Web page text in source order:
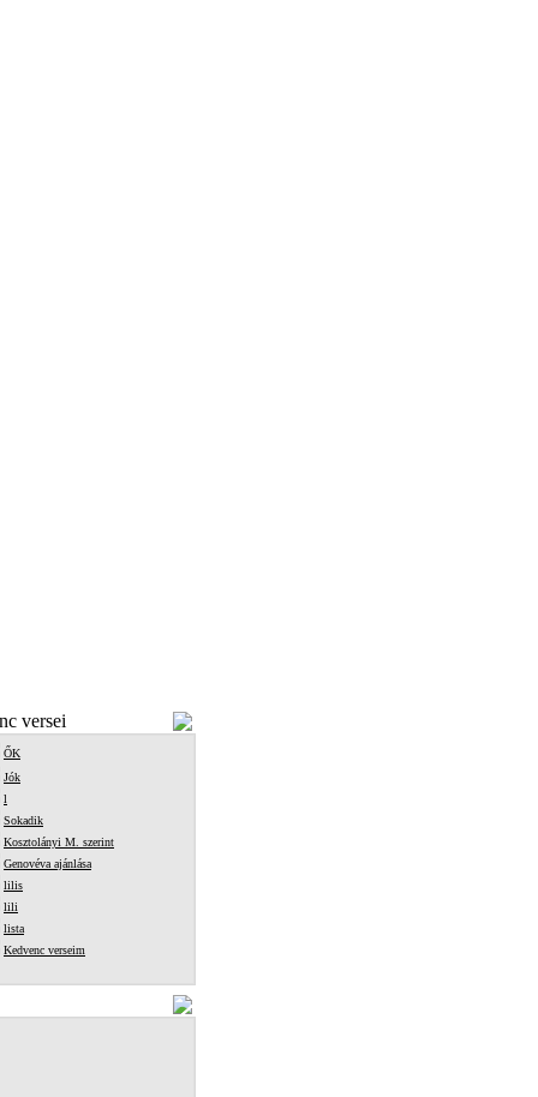
versei
ŐK
Jók
l
Sokadik
Kosztolányi M. szerint
Genovéva ajánlása
lilis
lili
lista
Kedvenc verseim